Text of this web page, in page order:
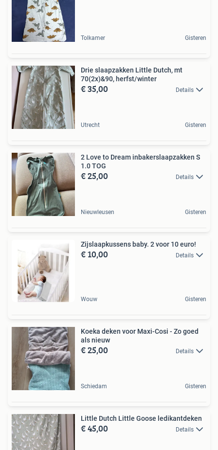
Tolkamer Gisteren
Drie slaapzakken Little Dutch, mt
70(2x)&90, herfst/winter
€ 35,00 Details
Utrecht Gisteren
2 Love to Dream inbakerslaapzakken S
1.0 TOG
€ 25,00 Details
Nieuwleusen Gisteren
Zijslaapkussens baby. 2 voor 10 euro!
€ 10,00 Details
Wouw Gisteren
Koeka deken voor Maxi-Cosi - Zo goed
als nieuw
€ 25,00 Details
Schiedam Gisteren
Little Dutch Little Goose ledikantdeken
€ 45,00 Details